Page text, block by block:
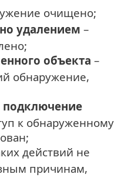
очищено;
удалением –
объекта –
обнаружение,
подключение
к обнаруженному
действий не
причинам,